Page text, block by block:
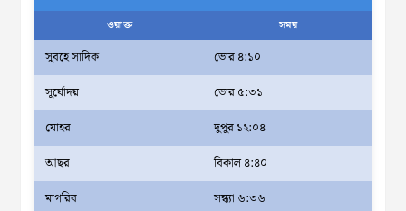
ওয়াক্ত সময়
সুবহে সাদিক
ভোর ৪:১০
সূর্যোদয়
ভোর ৫:৩১
যোহর
দুপুর ১২:০৪
আছর
বিকাল ৪:৪০
মাগরিব
সন্ধ্যা ৬:৩৬